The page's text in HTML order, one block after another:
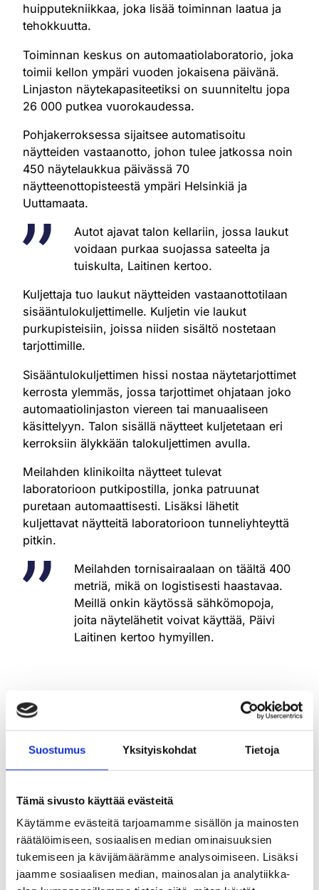
Suostumus Yksityiskohdat Tietoja
Tämä sivusto käyttää evästeitä
Käytämme evästeitä tarjoamamme sisällön ja mainosten
räätälöimiseen, sosiaalisen median ominaisuuksien
tukemiseen ja kävijämäärämme analysoimiseen. Lisäksi
jaamme sosiaalisen median, mainosalan ja analytiikka-
huipputekniikkaa, joka lisää toiminnan laatua ja
tehokkuutta.
Toiminnan keskus on automaatiolaboratorio, joka
toimii kellon ympäri vuoden jokaisena päivänä.
Linjaston näytekapasiteetiksi on suunniteltu jopa
26 000 putkea vuorokaudessa.
Pohjakerroksessa sijaitsee automatisoitu
näytteiden vastaanotto, johon tulee jatkossa noin
450 näytelaukkua päivässä 70
näytteenottopisteestä ympäri Helsinkiä ja
Uuttamaata.
Autot ajavat talon kellariin, jossa laukut
voidaan purkaa suojassa sateelta ja
tuiskulta, Laitinen kertoo.
Kuljettaja tuo laukut näytteiden vastaanottotilaan
sisääntulokuljettimelle. Kuljetin vie laukut
purkupisteisiin, joissa niiden sisältö nostetaan
tarjottimille.
Sisääntulokuljettimen hissi nostaa näytetarjottimet
kerrosta ylemmäs, jossa tarjottimet ohjataan joko
automaatiolinjaston viereen tai manuaaliseen
käsittelyyn. Talon sisällä näytteet kuljetetaan eri
kerroksiin älykkään talokuljettimen avulla.
Meilahden klinikoilta näytteet tulevat
laboratorioon putkipostilla, jonka patruunat
puretaan automaattisesti. Lisäksi lähetit
kuljettavat näytteitä laboratorioon tunneliyhteyttä
pitkin.
Meilahden tornisairaalaan on täältä 400
metriä, mikä on logistisesti haastavaa.
Meillä onkin käytössä sähkömopoja,
joita näytelähetit voivat käyttää, Päivi
Laitinen kertoo hymyillen.
Kaikki saivat kertoa toiveensa
Henkilöstö oli vahvasti mukana uusien tilojen
suunnittelussa. Jokaisessa kerroksessa oli
ja tilojen suunnittelusta.
Kaikki, jotka olivat innostuneita,
pääsivät kertomaan toiveensa.
Tilat on suunniteltu toiminnan ehdoilla. Toisaalta